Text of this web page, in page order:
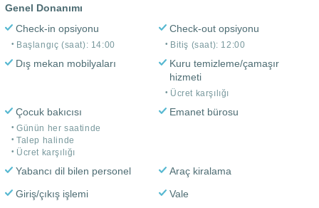
Genel Donanımı
Check-in opsiyonu
Başlangıç (saat): 14:00
Check-out opsiyonu
Bitiş (saat): 12:00
Dış mekan mobilyaları
Kuru temizleme/çamaşır
hizmeti
Ücret karşılığı
Çocuk bakıcısı
Günün her saatinde
Talep halinde
Ücret karşılığı
Emanet bürosu
Yabancı dil bilen personel
Araç kiralama
Giriş/çıkış işlemi
Vale